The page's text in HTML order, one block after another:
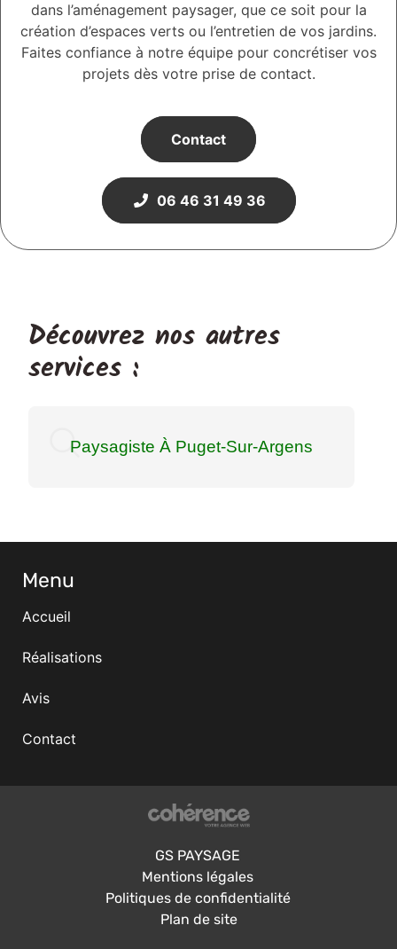
dans l’aménagement paysager, que ce soit pour la
création d’espaces verts ou l’entretien de vos jardins.
Faites confiance à notre équipe pour concrétiser vos
projets dès votre prise de contact.
Contact
06 46 31 49 36
Découvrez nos autres
services :
Paysagiste À Puget-Sur-Argens
Menu
Accueil
Réalisations
Avis
Contact
GS PAYSAGE
Mentions légales
Politiques de confidentialité
Plan de site